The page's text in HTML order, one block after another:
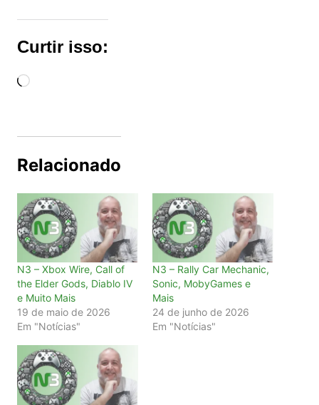
Curtir isso:
Carregando...
Relacionado
N3 – Xbox Wire, Call of
the Elder Gods, Diablo IV
e Muito Mais
19 de maio de 2026
Em "Notícias"
N3 – Rally Car Mechanic,
Sonic, MobyGames e
Mais
24 de junho de 2026
Em "Notícias"